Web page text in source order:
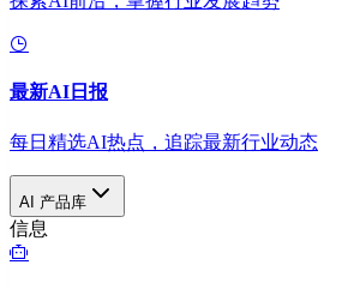
最新AI日报
每日精选AI热点，追踪最新行业动态
AI 产品库
信息